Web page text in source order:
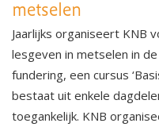
metselen
Jaarlijks organiseert KNB
lesgeven in metselen in
fundering, een cursus
bestaat uit enkele
toegankelijk. KNB